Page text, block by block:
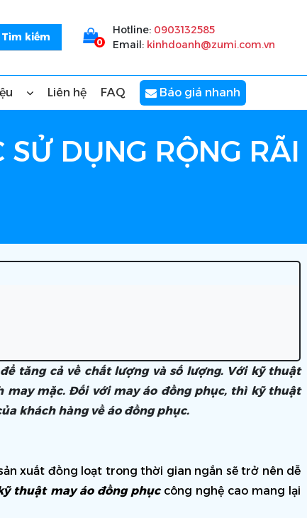
0
Hotline: 0903132585
Email: kinhdoanh@zumi.com.vn
Liên hệ FAQ Báo giá nhanh
DỤNG RỘNG RÃI
tăng cả về chất lượng và số lượng. Với kỹ thuật
mặc. Đối với may áo đồng phục, thì kỹ thuật
khách hàng về áo đồng phục.
xuất đồng loạt trong thời gian ngắn sẽ trở nên dễ
thuật may áo đồng phục công nghệ cao mang lại